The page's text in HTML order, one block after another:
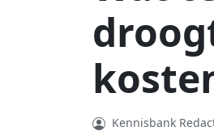
Kennisbank